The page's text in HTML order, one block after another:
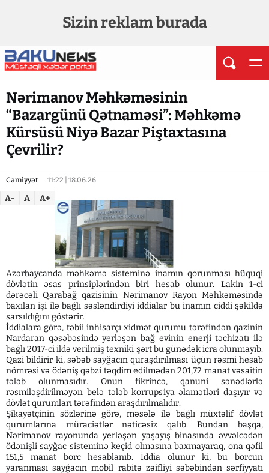
Sizin reklam burada
Nərimanov Məhkəməsinin
“Bazargünü Qətnaməsi”: Məhkəmə
Kürsüsü Niyə Bazar Piştaxtasına
Çevrilir?
Cəmiyyət 11:22 | 18.06.26
A- A A+
Azərbaycanda məhkəmə sisteminə inamın qorunması hüquqi
dövlətin əsas prinsiplərindən biri hesab olunur. Lakin 1-ci
dərəcəli Qarabağ qazisinin Nərimanov Rayon Məhkəməsində
baxılan işi ilə bağlı səsləndirdiyi iddialar bu inamın ciddi şəkildə
sarsıldığını göstərir.
İddialara görə, təbii inhisarçı xidmət qurumu tərəfindən qazinin
Nardaran qəsəbəsində yerləşən bağ evinin enerji təchizatı ilə
bağlı 2017-ci ildə verilmiş texniki şərt bu günədək icra olunmayıb.
Qazi bildirir ki, səbəb sayğacın quraşdırılması üçün rəsmi hesab
nömrəsi və ödəniş qəbzi təqdim edilmədən 201,72 manat vəsaitin
tələb olunmasıdır. Onun fikrincə, qanuni sənədlərlə
rəsmiləşdirilməyən belə tələb korrupsiya əlamətləri daşıyır və
dövlət qurumları tərəfindən araşdırılmalıdır.
Şikayətçinin sözlərinə görə, məsələ ilə bağlı müxtəlif dövlət
qurumlarına müraciətlər nəticəsiz qalıb. Bundan başqa,
Nərimanov rayonunda yerləşən yaşayış binasında əvvəlcədən
ödənişli sayğac sisteminə keçid olmasına baxmayaraq, ona qəfil
151,5 manat borc hesablanıb. İddia olunur ki, bu borcun
yaranması sayğacın mobil rabitə zəifliyi səbəbindən sərfiyyatı